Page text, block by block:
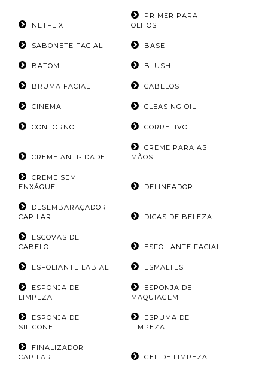
NETFLIX
PRIMER PARA
OLHOS
SABONETE FACIAL BASE
BATOM BLUSH
BRUMA FACIAL CABELOS
CINEMA CLEASING OIL
CONTORNO CORRETIVO
CREME ANTI-IDADE
CREME PARA AS
MÃOS
CREME SEM
ENXÁGUE
DELINEADOR
DESEMBARAÇADOR
CAPILAR
DICAS DE BELEZA
ESCOVAS DE
CABELO
ESFOLIANTE FACIAL
ESFOLIANTE LABIAL ESMALTES
ESPONJA DE
LIMPEZA
ESPONJA DE
MAQUIAGEM
ESPONJA DE
SILICONE
ESPUMA DE
LIMPEZA
FINALIZADOR
CAPILAR
GEL DE LIMPEZA